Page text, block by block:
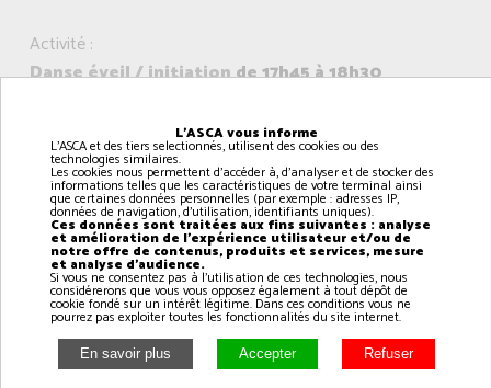
Activité :
Danse éveil / initiationde 17h45 à 18h30
Initiation - grande section / CP
Activité :
Danse contemporainede 18h30 à 19h30
Public concerné :
Contemporaire 1 - CM1 / CM2 / 6ème / 5ème
Activité :
Danse contemporainede 19h30 à 20h30
L'ASCA vous informe
L'ASCA et des tiers selectionnés, utilisent des cookies ou des
technologies similaires.
Les cookies nous permettent d'accéder à, d'analyser et de stocker des
informations telles que les caractéristiques de votre terminal ainsi
que certaines données personnelles (par exemple : adresses IP,
données de navigation, d'utilisation, identifiants uniques).
Ces données sont traitées aux fins suivantes : analyse
et amélioration de l'expérience utilisateur et/ou de
notre offre de contenus, produits et services, mesure
et analyse d'audience.
Si vous ne consentez pas à l'utilisation de ces technologies, nous
considérerons que vous vous opposez également à tout dépôt de
cookie fondé sur un intérêt légitime. Dans ces conditions vous ne
pourrez pas exploiter toutes les fonctionnalités du site internet.